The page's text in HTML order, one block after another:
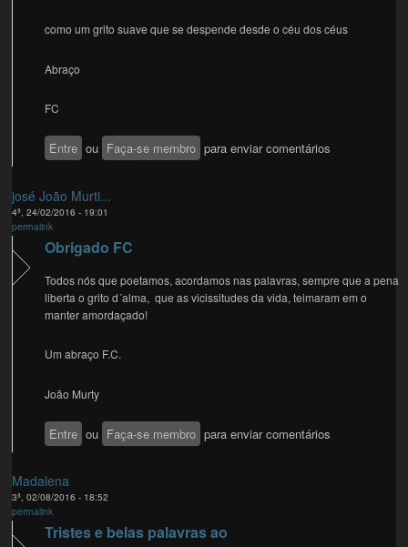
como um grito suave que se despende desde o céu dos céus
Abraço
FC
Entre ou Faça-se membro para enviar comentários
josé João Murti...
4ª, 24/02/2016 - 19:01
permalink
Obrigado FC
Todos nós que poetamos, acordamos nas palavras, sempre que a pena
liberta o grito d´alma, que as vicissitudes da vida, teimaram em o
manter amordaçado!
Um abraço F.C.
João Murty
Entre ou Faça-se membro para enviar comentários
Madalena
3ª, 02/08/2016 - 18:52
permalink
Tristes e belas palavras ao